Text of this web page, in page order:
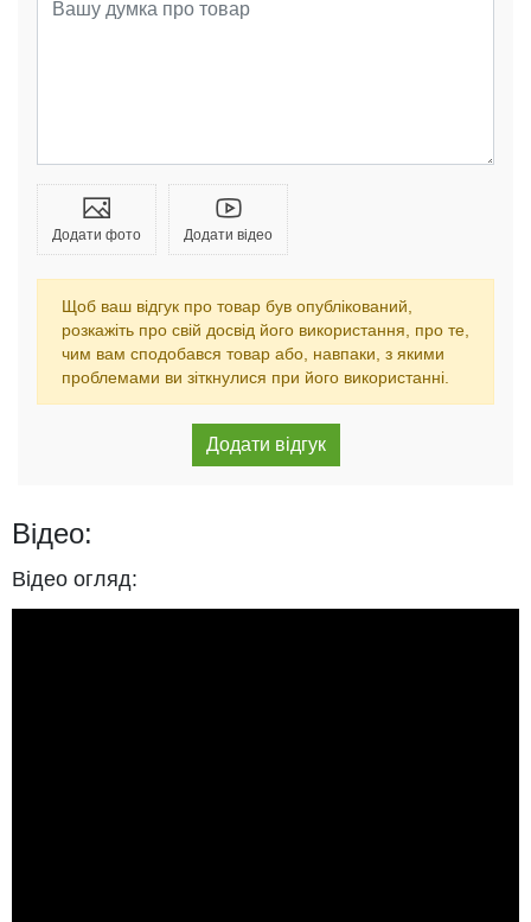
Додати фото Додати відео
Щоб ваш відгук про товар був опублікований,
розкажіть про свій досвід його використання, про те,
чим вам сподобався товар або, навпаки, з якими
проблемами ви зіткнулися при його використанні.
Відео:
Відео огляд: